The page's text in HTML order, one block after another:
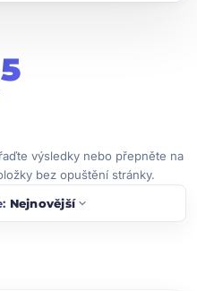
výsledky nebo přepněte na
bez opuštění stránky.
Nejnovějšíexpand_more